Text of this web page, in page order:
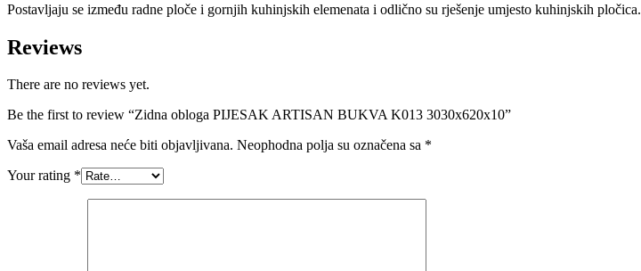
Postavljaju se između radne ploče i gornjih kuhinjskih elemenata i odlično su rješenje umjesto kuhinjskih pločica.
Reviews
There are no reviews yet.
Be the first to review “Zidna obloga PIJESAK ARTISAN BUKVA K013 3030x620x10”
Vaša email adresa neće biti objavljivana. Neophodna polja su označena sa *
Your rating *